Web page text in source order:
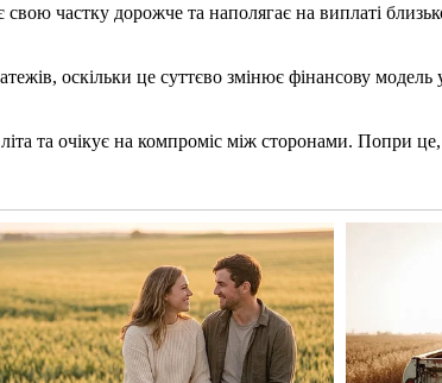
частку дорожче та наполягає на виплаті
оскільки це суттєво змінює фінансову
та очікує на компроміс між сторонами. Попри